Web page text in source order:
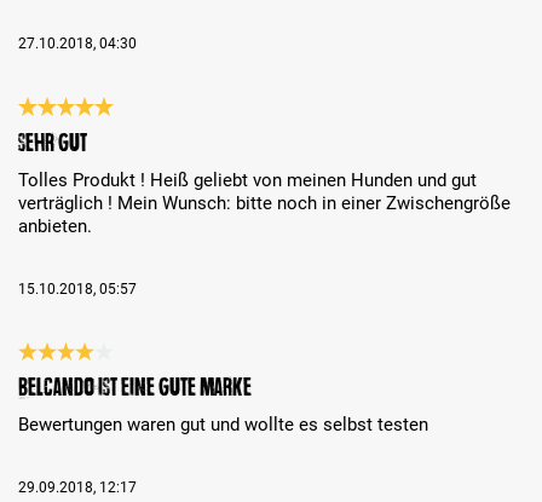
27.10.2018, 04:30
Bewertung mit 5 von 5 Sternen
Sehr gut
Tolles Produkt ! Heiß geliebt von meinen Hunden und gut
verträglich ! Mein Wunsch: bitte noch in einer Zwischengröße
anbieten.
15.10.2018, 05:57
Bewertung mit 4 von 5 Sternen
Belcando ist eine gute Marke
Bewertungen waren gut und wollte es selbst testen
29.09.2018, 12:17